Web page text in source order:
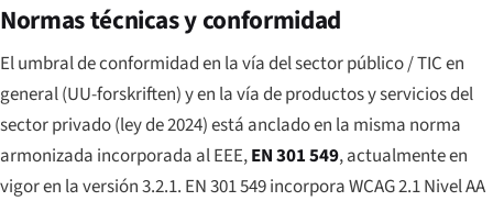
Normas técnicas y conformidad
El umbral de conformidad en la vía del sector público / TIC en
general (UU-forskriften) y en la vía de productos y servicios del
sector privado (ley de 2024) está anclado en la misma norma
armonizada incorporada al EEE,EN 301 549, actualmente en
vigor en la versión 3.2.1. EN 301 549 incorpora WCAG 2.1 Nivel AA